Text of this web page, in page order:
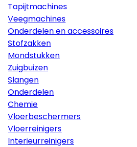
Tapijtmachines
Veegmachines
Onderdelen en accessoires
Stofzakken
Mondstukken
Zuigbuizen
Slangen
Onderdelen
Chemie
Vloerbeschermers
Vloerreinigers
Interieurreinigers